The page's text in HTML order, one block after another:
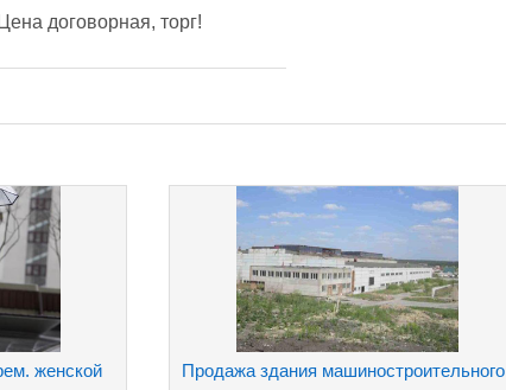
договорная, торг!
женской
Продажа здания машиностроительного